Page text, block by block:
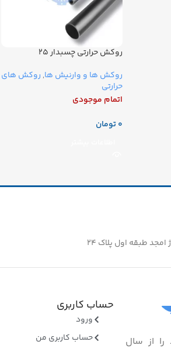
روکش حرارتی چسبدار ۲۵
روکش ها و وارنیش ها, روکش های
حرارتی
اتمام موجودی
تومان
طبقه اول پلاک ۲۴
را از سال
حساب کاربری
ورود
حساب کاربری من